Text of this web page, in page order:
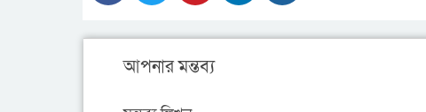
আপনার মন্তব্য